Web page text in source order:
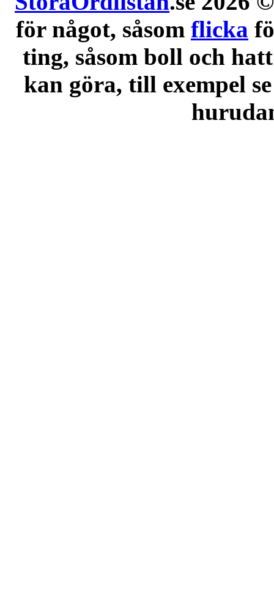
för något, såsom flicka
ting, såsom boll och
kan göra, till exempel